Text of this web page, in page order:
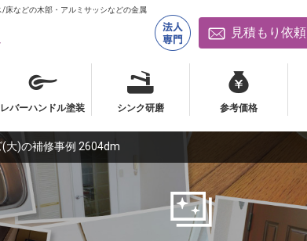
床などの木部・アルミサッシなどの金属
見積もり依頼
レバーハンドル塗装
レバーハンドル塗装
シンク研磨
シンク研磨
参考価格
参考価格
大)の補修事例 2604dm